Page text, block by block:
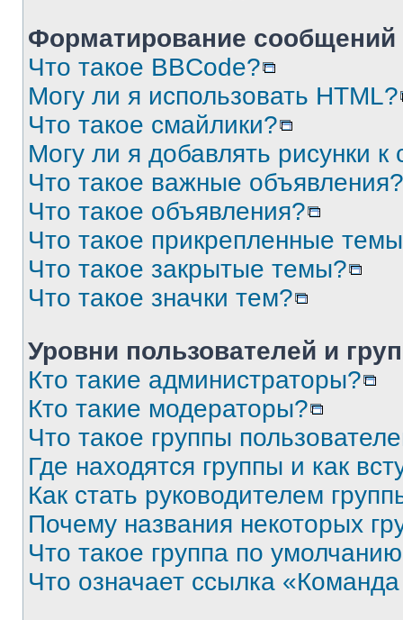
Форматирование
Что такое BBCode?
Могу ли я использовать HTML?
Что такое смайлики?
Могу ли я добавлять рисунки
Что такое важные объявления?
Что такое объявления?
Что такое прикрепленные
Что такое закрытые темы?
Что такое значки тем?
Уровни пользователей и
Кто такие администраторы?
Кто такие модераторы?
Что такое группы
Где находятся группы и как
Как стать руководителем
Почему названия некоторых
Что такое группа по
Что означает ссылка